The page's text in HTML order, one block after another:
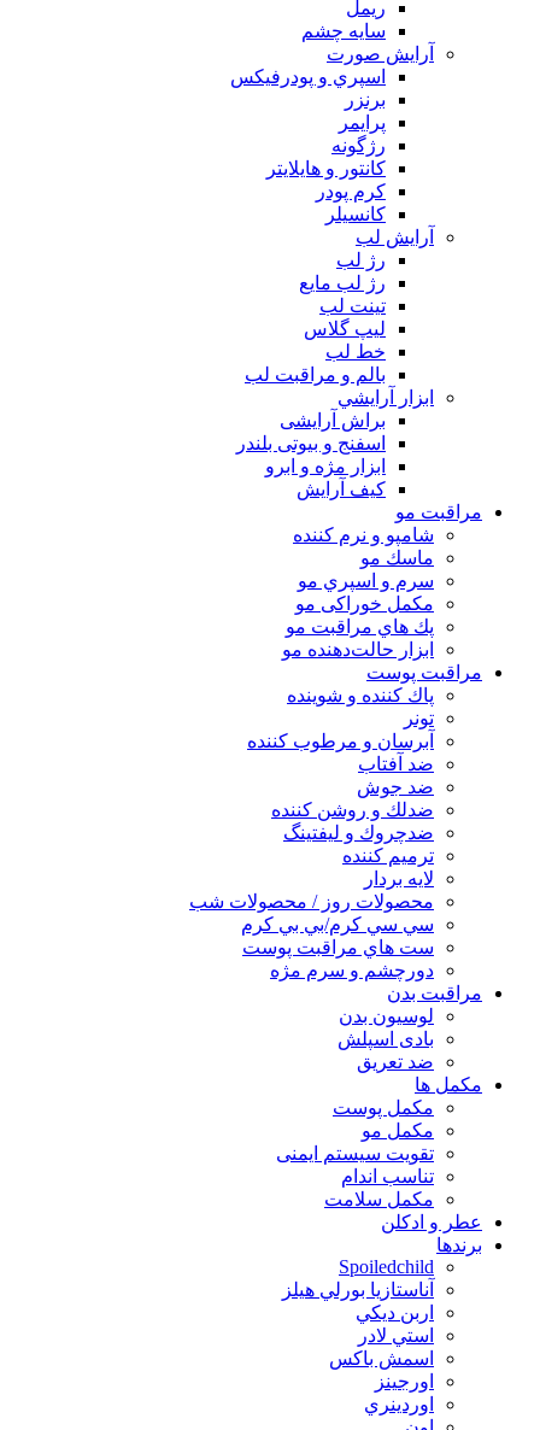
ريمل
سايه چشم
آرايش صورت
اسپري و پودرفيكس
برنزر
پرايمر
رژگونه
كانتور و هايلايتر
كرم پودر
كانسيلر
آرايش لب
رژ لب
رژ لب مایع
تینت لب
لیپ گلاس
خط لب
بالم و مراقبت لب
ابزار آرايشي
براش آرایشی
اسفنج و بیوتی بلندر
ابزار مژه و ابرو
کیف آرایش
مراقبت مو
شامپو و نرم كننده
ماسك مو
سرم و اسپري مو
مكمل خوراكی مو
پك هاي مراقبت مو
ابزار حالت‌دهنده مو
مراقبت پوست
پاك كننده و شوينده
تونر
آبرسان و مرطوب كننده
ضد آفتاب
ضد جوش
ضدلك و روشن كننده
ضدچروك و ليفتينگ
ترميم كننده
لايه بردار
محصولات روز / محصولات شب
سي سي كرم/بي بي كرم
ست هاي مراقبت پوست
دورچشم و سرم مژه
مراقبت بدن
لوسیون بدن
بادی اسپلش
ضد تعریق
مكمل ها
مکمل پوست
مکمل مو
تقویت سیستم ایمنی
تناسب اندام
مکمل سلامت
عطر و ادکلن
برندها
Spoiledchild
آناستازيا بورلي هيلز
اربن ديكي
استي لادر
اسمش باكس
اورجينز
اوردينري